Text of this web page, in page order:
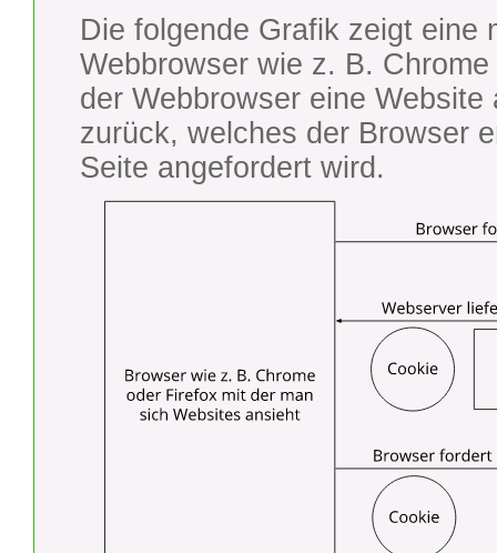
Die folgende Grafik zeigt eine
Webbrowser wie z. B.
der Webbrowser eine
zurück, welches der Browser
Seite angefordert wird.